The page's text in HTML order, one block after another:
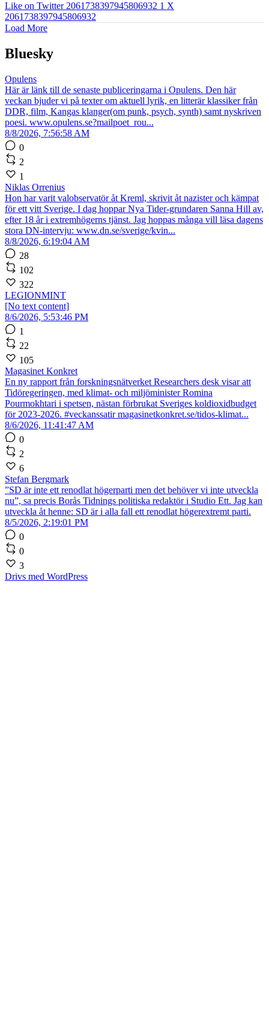
Like on Twitter 2061738397945806932 1 X
2061738397945806932
Load More
Bluesky
Opulens
Här är länk till de senaste publiceringarna i Opulens. Den här
veckan bjuder vi på texter om aktuell lyrik, en litterär klassiker från
DDR, film, Kangas klanger(om punk, psych, synth) samt nyskriven
poesi. www.opulens.se?mailpoet_rou...
8/8/2026, 7:56:58 AM
0
2
1
Niklas Orrenius
Hon har varit valobservatör åt Kreml, skrivit åt nazister och kämpat
för ett vitt Sverige. I dag hoppar Nya Tider-grundaren Sanna Hill av,
efter 18 år i extremhögerns tjänst. Jag hoppas många vill läsa dagens
stora DN-intervju: www.dn.se/sverige/kvin...
8/8/2026, 6:19:04 AM
28
102
322
LEGIONMINT
[No text content]
8/6/2026, 5:53:46 PM
1
22
105
Magasinet Konkret
En ny rapport från forskningsnätverket Researchers desk visar att
Tidöregeringen, med klimat- och miljöminister Romina
Pourmokhtari i spetsen, nästan förbrukat Sveriges koldioxidbudget
för 2023-2026. #veckanssatir magasinetkonkret.se/tidos-klimat...
8/6/2026, 11:41:47 AM
0
2
6
Stefan Bergmark
”SD är inte ett renodlat högerparti men det behöver vi inte utveckla
nu”, sa precis Borås Tidnings politiska redaktör i Studio Ett. Jag kan
utveckla åt henne: SD är i alla fall ett renodlat högerextremt parti.
8/5/2026, 2:19:01 PM
0
0
3
Drivs med WordPress